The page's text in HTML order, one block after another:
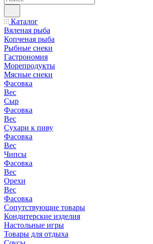
Каталог
Вяленая рыба
Копченая рыба
Рыбные снеки
Гастрономия
Морепродукты
Мясные снеки
Фасовка
Вес
Сыр
Фасовка
Вес
Сухари к пиву
Фасовка
Вес
Чипсы
Фасовка
Вес
Орехи
Вес
Фасовка
Сопутствующие товары
Кондитерские изделия
Настольные игры
Товары для отдыха